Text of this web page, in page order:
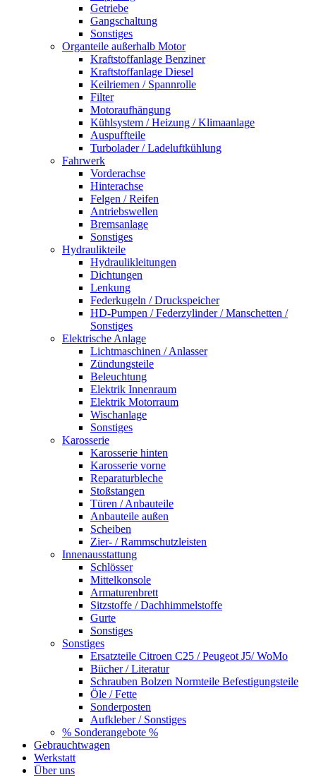
Getriebe
Gangschaltung
Sonstiges
Organteile außerhalb Motor
Kraftstoffanlage Benziner
Kraftstoffanlage Diesel
Keilriemen / Spannrolle
Filter
Motoraufhängung
Kühlsystem / Heizung / Klimaanlage
Auspuffteile
Turbolader / Ladeluftkühlung
Fahrwerk
Vorderachse
Hinterachse
Felgen / Reifen
Antriebswellen
Bremsanlage
Sonstiges
Hydraulikteile
Hydraulikleitungen
Dichtungen
Lenkung
Federkugeln / Druckspeicher
HD-Pumpen / Federzylinder / Manschetten /
Sonstiges
Elektrische Anlage
Lichtmaschinen / Anlasser
Zündungsteile
Beleuchtung
Elektrik Innenraum
Elektrik Motorraum
Wischanlage
Sonstiges
Karosserie
Karosserie hinten
Karosserie vorne
Reparaturbleche
Stoßstangen
Türen / Anbauteile
Anbauteile außen
Scheiben
Zier- / Rammschutzleisten
Innenausstattung
Schlösser
Mittelkonsole
Armaturenbrett
Sitzstoffe / Dachhimmelstoffe
Gurte
Sonstiges
Sonstiges
Ersatzteile Citroen C25 / Peugeot J5/ WoMo
Bücher / Literatur
Schrauben Bolzen Normteile Befestigungsteile
Öle / Fette
Sonderposten
Aufkleber / Sonstiges
% Sonderangebote %
Gebrauchtwagen
Werkstatt
Über uns